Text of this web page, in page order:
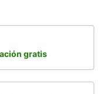
petición)
para sillas de
gratis